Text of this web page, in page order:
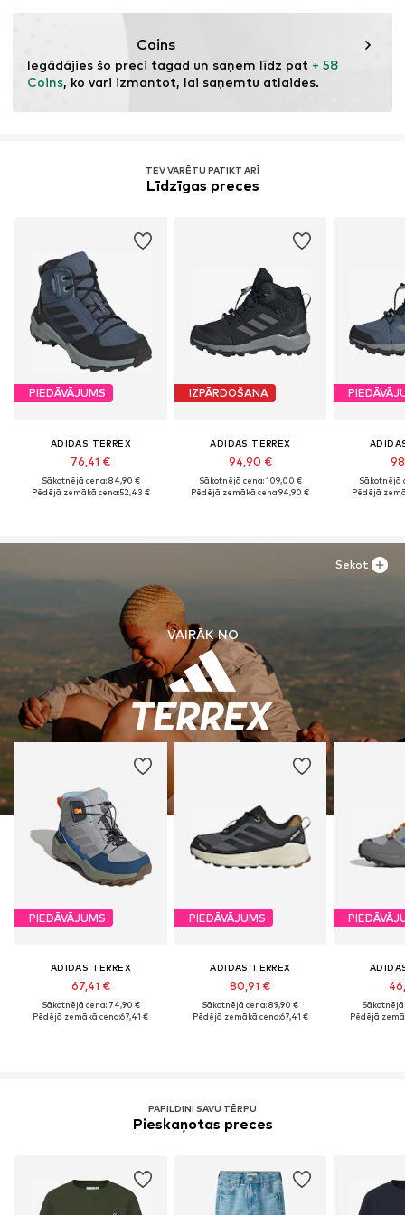
Šņoru aizdare
TEX1129001000001
Funkcijas: Ūdeni atgrūdošs
Funkcijas: Izturīgs
Zoles tehnoloģija: ADIFIT
Amortizācija: EVA starpzoles
Coins
Iegādājies šo preci tagad un saņem līdz pat + 58
Coins, ko vari izmantot, lai saņemtu atlaides.
TEV VARĒTU PATIKT ARĪ
Līdzīgas preces
PIEDĀVĀJUMS
ADIDAS TERREX
76,41 €
Sākotnējā cena: 84,90 €
Pēdējā zemākā cena:52,43 €
IZPĀRDOŠANA
ADIDAS TERREX
94,90 €
Sākotnējā cena: 109,00 €
Pēdējā zemākā cena:94,90 €
Sākotnējā
Pēdējā
VAIRĀK NO
PIEDĀVĀJUMS
ADIDAS TERREX
67,41 €
Sākotnējā cena: 74,90 €
Pēdējā zemākā cena:67,41 €
PIEDĀVĀJUMS
ADIDAS TERREX
80,91 €
Sākotnējā cena: 89,90 €
Pēdējā zemākā cena:67,41 €
Sākotnējā
Pēdējā
Sekot
PAPILDINI SAVU TĒRPU
Pieskaņotas preces